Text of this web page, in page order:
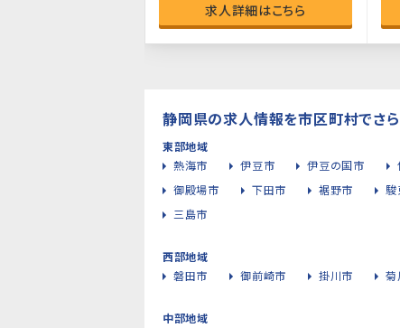
求人詳細はこちら
静岡県の求人情報を市区町村でさ
東部地域
熱海市
伊豆市 伊豆の国市
御殿場市
下田市 裾野市
三島市
西部地域
磐田市
御前崎市 掛川市 菊
中部地域